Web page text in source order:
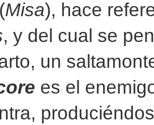
(Misa), hace
, y del cual se
un
es el